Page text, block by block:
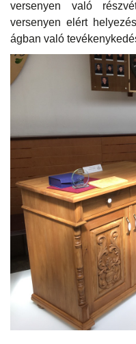
versenyen való
versenyen elért
ágban való